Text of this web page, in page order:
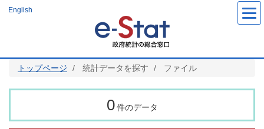
ツ
English
トップページ 統計データを探す ファイル
0 件のデータ